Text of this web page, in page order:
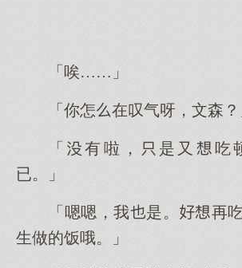
「唉……」
「你怎在叹气呀，文森？
「有啦，是又吃
已。」
「嗯嗯，我是。再
生做的饭哦。」